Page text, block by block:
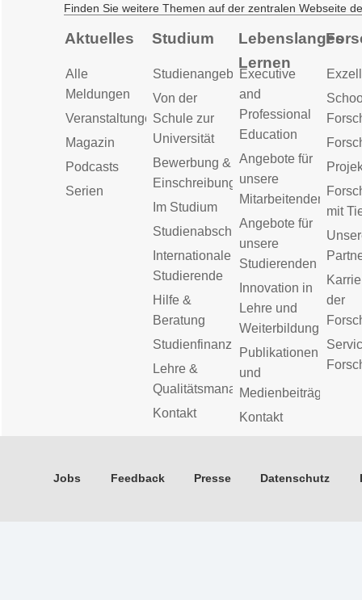
Finden Sie weitere Themen auf der zentralen Webseite
Aktuelles
Alle
Meldungen
Veranstaltungen
Magazin
Podcasts
Serien
Studium
Studienangebot
Von der
Schule zur
Universität
Bewerbung &
Einschreibung
Im Studium
Studienabschluss
Internationale
Studierende
Hilfe &
Beratung
Studienfinanzierung
Lehre &
Qualitätsmanagement
Kontakt
Lebenslanges
Lernen
Executive
and
Professional
Education
Angebote für
unsere
Mitarbeitenden
Angebote für
unsere
Studierenden
Innovation in
Lehre und
Weiterbildung
Publikationen
und
Medienbeiträge
Kontakt
mit
der
Jobs Feedback Presse Datenschutz